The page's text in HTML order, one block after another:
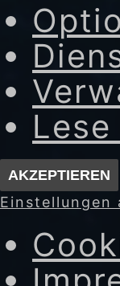
AKZEPTIEREN
Einstellungen